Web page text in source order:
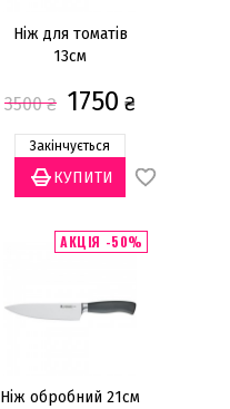
Ніж для томатів
13см
3500₴ 1750 ₴
Закінчується
АКЦІЯ -50%
Ніж обробний 21см